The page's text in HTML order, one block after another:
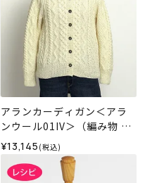
アランカーディガン＜アラ
ンウール01IV＞（編み物 材
料セット）
¥13,145 (税込)